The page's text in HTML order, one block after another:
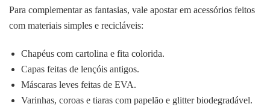
Para complementar as fantasias, vale apostar em acessórios feitos
com materiais simples e recicláveis:
Chapéus com cartolina e fita colorida.
Capas feitas de lençóis antigos.
Máscaras leves feitas de EVA.
Varinhas, coroas e tiaras com papelão e glitter biodegradável.